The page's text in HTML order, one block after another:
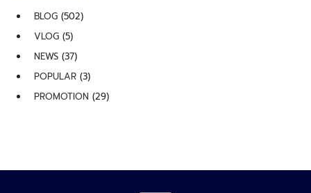
ล
ะ
ค
รื่
อ
ซ
BLOG (502)
VLOG (5)
NEWS (37)
POPULAR (3)
PROMOTION (29)